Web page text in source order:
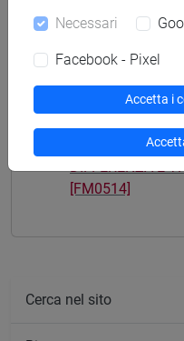
(DM270)
percorso comune
DIFFERENZA E
[FM0514]
Cerca nel sito
Necessari
Facebook - Pixel
Accetta i